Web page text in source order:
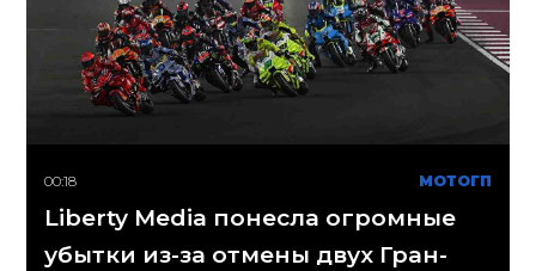
00:18 МОТОГП
Liberty Media понесла огромные
убытки из-за отмены двух Гран-